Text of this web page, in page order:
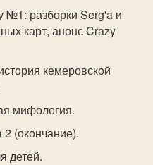
№1: разборки Serg'a и
карт, анонс Crazy
кемеровской
мифология.
(окончание).
детей.